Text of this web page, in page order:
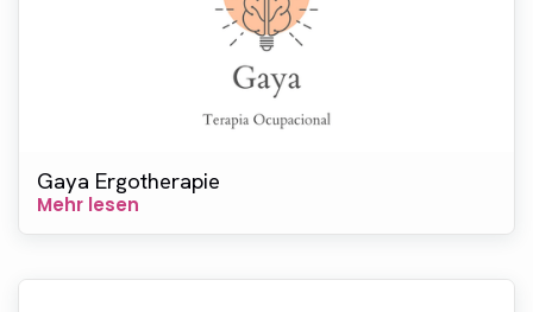
Gaya Ergotherapie
Mehr lesen